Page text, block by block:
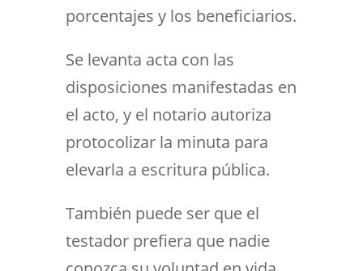
porcentajes y los beneficiarios.
Se levanta acta con las
disposiciones manifestadas en
el acto, y el notario autoriza
protocolizar la minuta para
elevarla a escritura pública.
También puede ser que el
testador prefiera que nadie